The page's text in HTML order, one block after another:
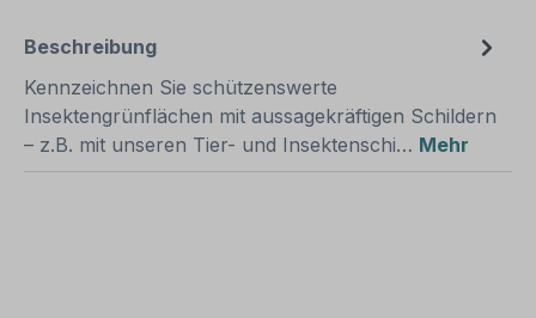
Beschreibung
Kennzeichnen Sie schützenswerte
Insektengrünflächen mit aussagekräftigen Schildern
– z.B. mit unseren Tier- und Insektenschi… Mehr